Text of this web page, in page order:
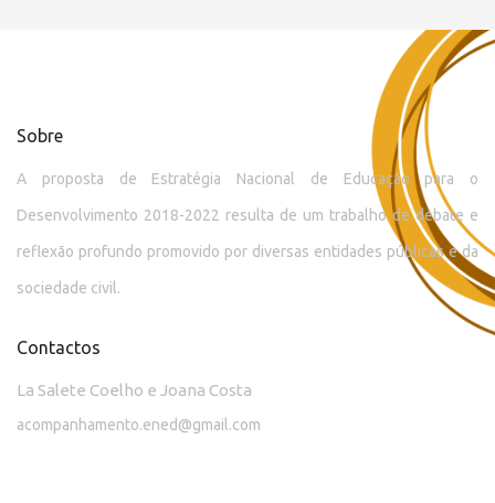
Sobre
A proposta de Estratégia Nacional de Educação para o
Desenvolvimento 2018-2022 resulta de um trabalho de debate e
reflexão profundo promovido por diversas entidades públicas e da
sociedade civil.
Contactos
La Salete Coelho e Joana Costa
acompanhamento.ened@gmail.com